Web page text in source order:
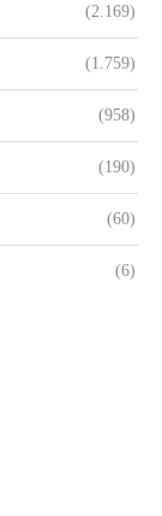
(2.169)
(1.759)
(958)
(190)
(60)
(6)